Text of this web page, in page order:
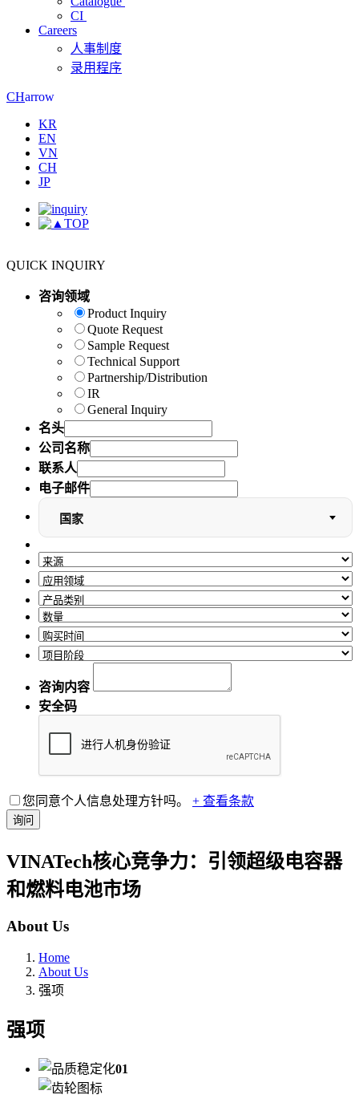
CI
Careers
人事制度
录用程序
CHarrow
KR
EN
VN
CH
JP
TOP
QUICK INQUIRY
咨询领域
Product Inquiry
Quote Request
Sample Request
Technical Support
Partnership/Distribution
IR
General Inquiry
名头
公司名称
联系人
电子邮件
国家
咨询内容
安全码
您同意个人信息处理方针吗。 + 查看条款
询问
VINATech核心竞争力：引领超级电容器
和燃料电池市场
About Us
Home
About Us
强项
强项
01